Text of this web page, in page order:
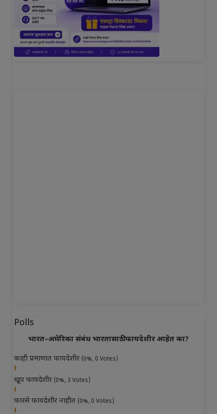
Polls
भारत–अमेरिका संबंध भारतासाठी फायदेशीर आहेत का?
काही प्रमाणात फायदेशीर (0%, 0 Votes)
खूप फायदेशीर (0%, 3 Votes)
फारसे फायदेशीर नाहीत (0%, 0 Votes)